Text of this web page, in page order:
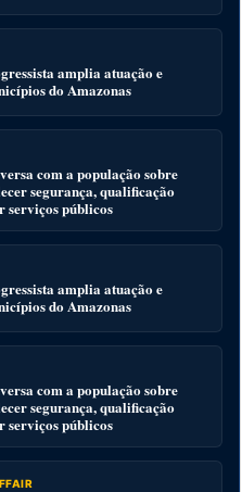
amplia atuação e
do Amazonas
com a população sobre
segurança, qualificação
serviços públicos
amplia atuação e
do Amazonas
com a população sobre
segurança, qualificação
serviços públicos